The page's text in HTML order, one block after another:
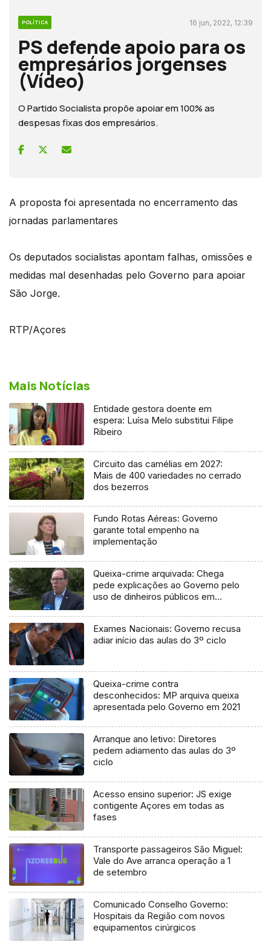
POLÍTICA 16 jun, 2022, 12:39
PS defende apoio para os
empresários jorgenses
(Vídeo)
O Partido Socialista propõe apoiar em 100% as
despesas fixas dos empresários.
A proposta foi apresentada no encerramento das
jornadas parlamentares
Os deputados socialistas apontam falhas, omissões e
medidas mal desenhadas pelo Governo para apoiar
São Jorge.
RTP/Açores
Mais Notícias
Entidade gestora doente em
espera: Luísa Melo substitui Filipe
Ribeiro
Circuito das camélias em 2027:
Mais de 400 variedades no cerrado
dos bezerros
Fundo Rotas Aéreas: Governo
garante total empenho na
implementação
Queixa-crime arquivada: Chega
pede explicações ao Governo pelo
uso de dinheiros públicos em
Exames Nacionais: Governo recusa
adiar início das aulas do 3º ciclo
Queixa-crime contra
desconhecidos: MP arquiva queixa
apresentada pelo Governo em 2021
Arranque ano letivo: Diretores
pedem adiamento das aulas do 3º
ciclo
Acesso ensino superior: JS exige
contigente Açores em todas as
fases
Transporte passageiros São Miguel:
Vale do Ave arranca operação a 1
de setembro
Comunicado Conselho Governo:
Hospitais da Região com novos
equipamentos cirúrgicos